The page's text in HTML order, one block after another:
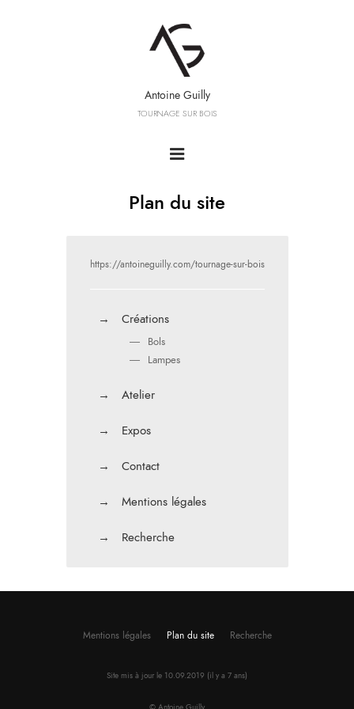
Antoine Guilly
TOURNAGE SUR BOIS
Plan du site
https://antoineguilly.com/tournage-sur-bois
→ Créations
―
Bols
―
Lampes
→ Atelier
→ Expos
→ Contact
→ Mentions légales
→ Recherche
Mentions légales Plan du site Recherche
Site mis à jour le 10.09.2019 (il y a 7 ans)